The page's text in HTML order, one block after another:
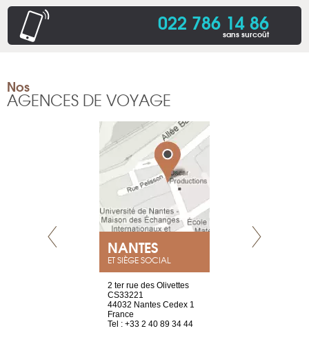
022 786 14 86
sans surcoût
Nos
AGENCES DE VOYAGE
NANTES
ET SIÈGE SOCIAL
2 ter rue des Olivettes
CS33221
44032 Nantes Cedex 1
France
Tel : +33 2 40 89 34 44